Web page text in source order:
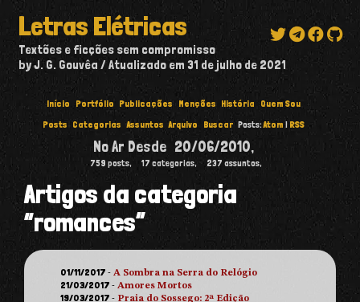
Letras Elétricas
Textões e ficções sem compromisso
by J. G. Gouvêa
Atualizado em31 de julho de 2021
Início Portfólio Publicações Menções História
Quem Sou
Posts Categorias Assuntos Arquivo Buscar Posts:Atom | RSS
No Ar Desde 20/06/2010,
759 posts, 17 categorias, 237 assuntos,
Artigos da categoria
“romances”
01/11/2017 -A Sombra na Serra do Relógio
21/03/2017 -Amores Mortos
19/03/2017 - Praia do Sossego: 2ª Edição